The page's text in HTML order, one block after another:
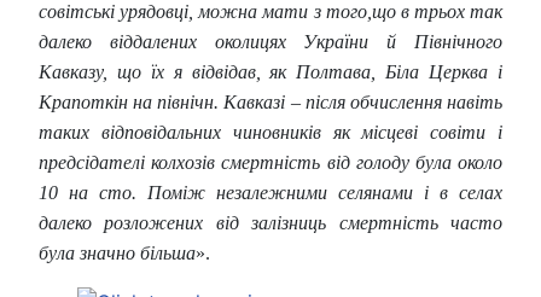
совітські урядовці, можна мати з того,що в трьох так
далеко віддалених околицях України й Північного
Кавказу, що їх я відвідав, як Полтава, Біла Церква і
Крапоткін на північн. Кавказі – після обчислення навіть
таких відповідальних чиновників як місцеві совіти і
предсідателі колхозів смертність від голоду була около
10 на сто. Поміж незалежними селянами і в селах
далеко розложених від залізниць смертність часто
була значно більша».